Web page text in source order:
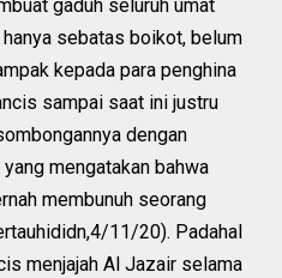
gaduh seluruh umat
sebatas boikot, belum
kepada para penghina
sampai saat ini justru
dengan
mengatakan bahwa
membunuh seorang
11/20). Padahal
menjajah Al Jazair selama